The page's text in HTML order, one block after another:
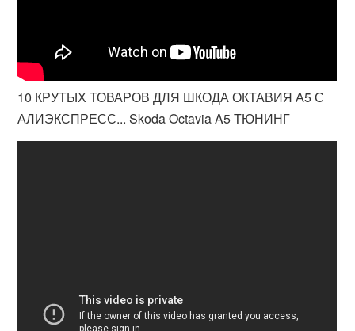
10 КРУТЫХ ТОВАРОВ ДЛЯ ШКОДА ОКТАВИЯ А5 С
АЛИЭКСПРЕСС... Skoda Octavia A5 ТЮНИНГ